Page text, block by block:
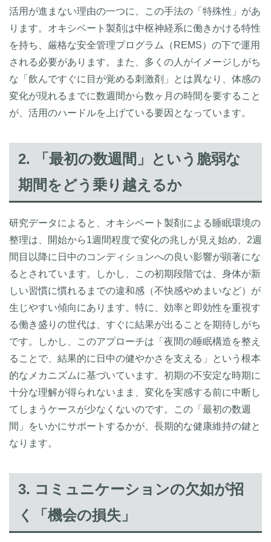
活用が進まない理由の一つに、この手法の「特殊性」があ
ります。オキシベート製剤は中枢神経系に働きかける特性
を持ち、厳格な安全管理プログラム（REMS）の下で運用
される必要があります。また、多くの人がイメージしがち
な「飲んですぐに目が覚める刺激剤」とは異なり、体感の
変化が現れるまでに数週間から数ヶ月の時間を要すること
が、活用のハードルを上げている要因となっています。
2. 「最初の数週間」という脆弱な
期間をどう乗り越えるか
研究データによると、オキシベート製剤による睡眠環境の
整理は、開始から1週間程度で変化の兆しが見え始め、2週
間目以降に日中のコンディションへの良い影響が顕著にな
るとされています。しかし、この初期段階では、身体が新
しい習慣に慣れるまでの違和感（不快感やめまいなど）が
生じやすい傾向にあります。特に、効率と即効性を重視す
る働き盛りの世代は、すぐに結果が出ることを期待しがち
です。しかし、このアプローチは「夜間の睡眠構造を整え
ることで、結果的に日中の健やかさを支える」という根本
的なメカニズムに基づいています。初期の不安定な時期に
十分な理解が得られないまま、変化を実感する前に中断し
てしまうケースが少なくないのです。この「最初の数週
間」をいかにサポートするかが、長期的な健康維持の鍵と
なります。
3. コミュニケーションの欠如が招
く「機会の損失」